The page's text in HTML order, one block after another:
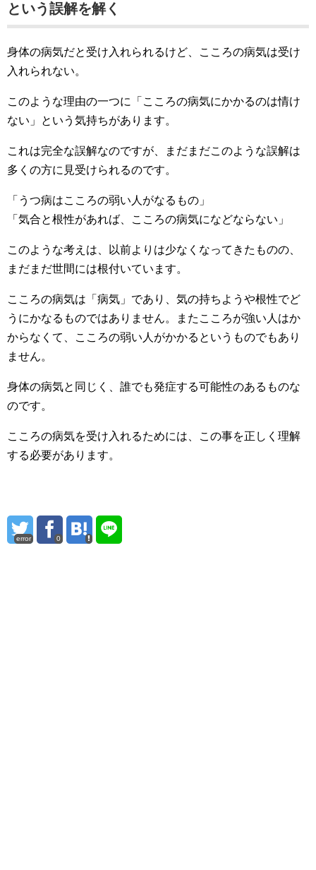
という誤解を解く
身体の病気だと受け入れられるけど、こころの病気は受け
入れられない。
このような理由の一つに「こころの病気にかかるのは情け
ない」という気持ちがあります。
これは完全な誤解なのですが、まだまだこのような誤解は
多くの方に見受けられるのです。
「うつ病はこころの弱い人がなるもの」
「気合と根性があれば、こころの病気になどならない」
このような考えは、以前よりは少なくなってきたものの、
まだまだ世間には根付いています。
こころの病気は「病気」であり、気の持ちようや根性でど
うにかなるものではありません。またこころが強い人はか
からなくて、こころの弱い人がかかるというものでもあり
ません。
身体の病気と同じく、誰でも発症する可能性のあるものな
のです。
こころの病気を受け入れるためには、この事を正しく理解
する必要があります。
error 0